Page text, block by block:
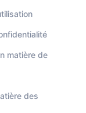
matière de
des